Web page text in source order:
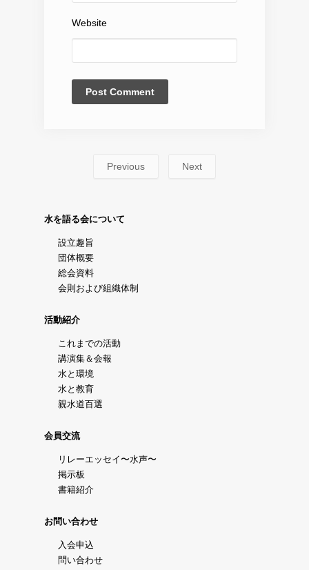
Website
Previous Next
水を語る会について
設立趣旨
団体概要
総会資料
会則および組織体制
活動紹介
これまでの活動
講演集＆会報
水と環境
水と教育
親水道百選
会員交流
リレーエッセイ〜水声〜
掲示板
書籍紹介
お問い合わせ
入会申込
問い合わせ